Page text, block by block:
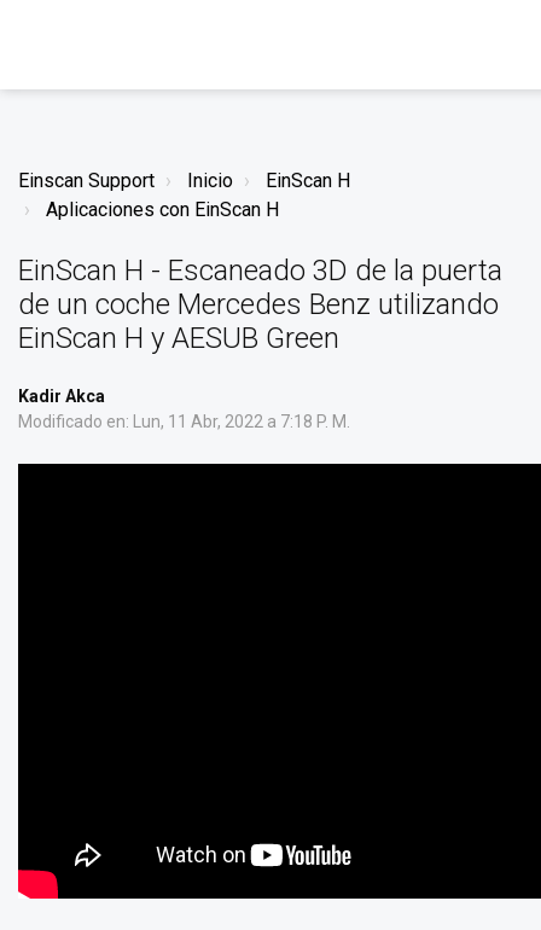
Einscan Support Inicio
EinScan H
Aplicaciones con EinScan H
EinScan H - Escaneado 3D de la puerta
de un coche Mercedes Benz utilizando
EinScan H y AESUB Green
Kadir Akca
Modificado en: Lun, 11 Abr, 2022 a 7:18 P. M.